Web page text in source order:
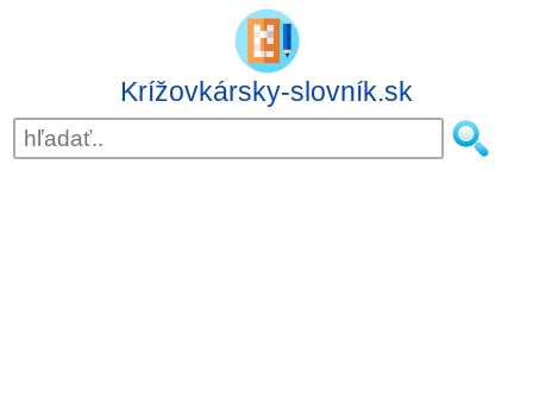
Krížovkársky-slovník.sk